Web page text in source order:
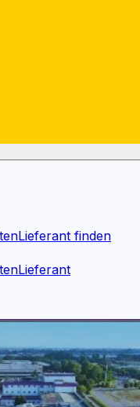
Lieferant finden
Lieferant